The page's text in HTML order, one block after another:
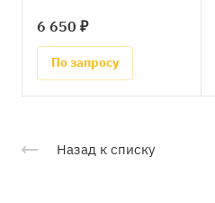
6 650 ₽
По запросу
Назад к списку